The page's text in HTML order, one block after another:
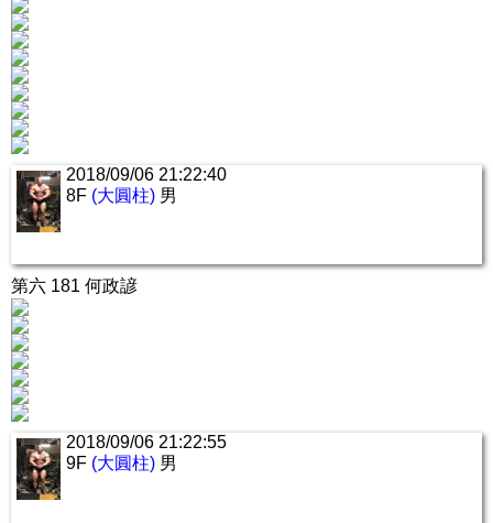
2018/09/06 21:22:40
8F (大圓柱) 男
第六 181 何政諺
2018/09/06 21:22:55
9F (大圓柱) 男